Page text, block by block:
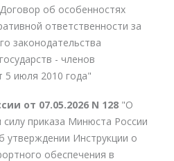
об особенностях
ответственности за
законодательства
- членов
июля 2010 года"
от 07.05.2026 N 128 "О
приказа Минюста России
утверждении Инструкции о
обеспечения в